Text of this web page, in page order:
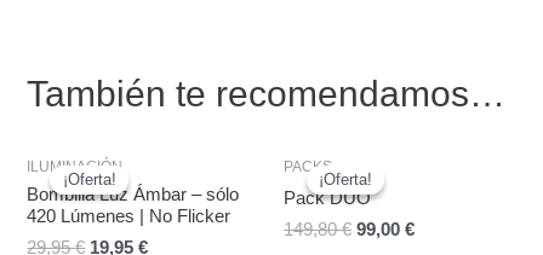
También te recomendamos…
¡Oferta!
¡Oferta!
ILUMINACIÓN
Bombilla Luz Ámbar – sólo
420 Lúmenes | No Flicker
29,95€
precio
original
era:
19,95€
actual
es:
¡Oferta!
¡Oferta!
PACKS
Pack DUO
149,80€
precio
original
149,80 €.
99,00 €99,00 €.